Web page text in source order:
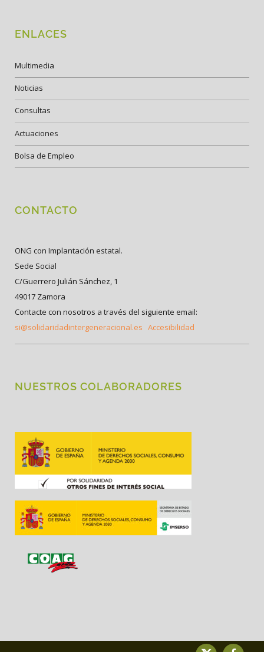
ENLACES
Multimedia
Noticias
Consultas
Actuaciones
Bolsa de Empleo
CONTACTO
ONG con Implantación estatal.
Sede Social
C/Guerrero Julián Sánchez, 1
49017 Zamora
Contacte con nosotros a través del siguiente email:
si@solidaridadintergeneracional.es Accesibilidad
NUESTROS COLABORADORES